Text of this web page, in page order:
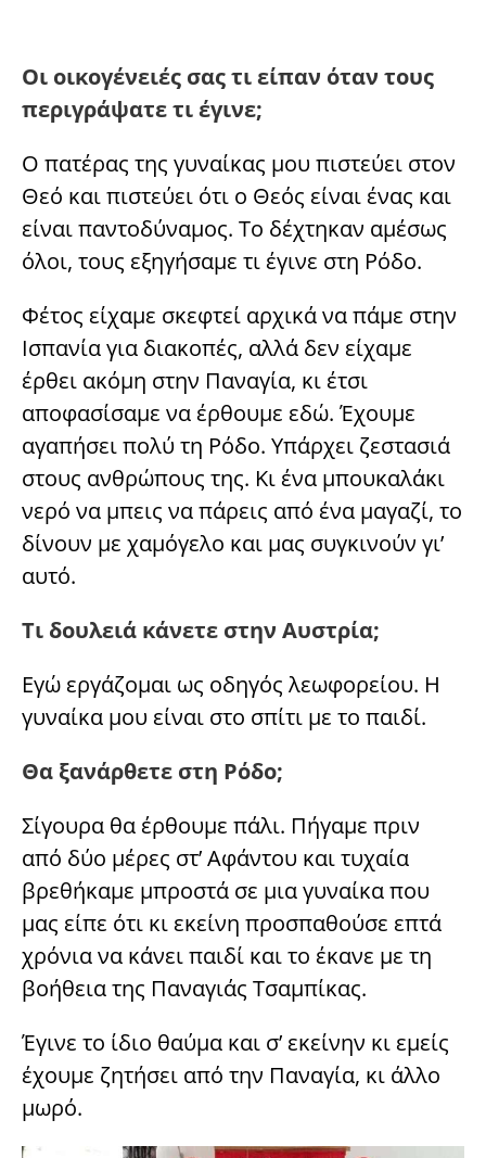
Οι οικογένειές σας τι είπαν όταν τους
περιγράψατε τι έγινε;
Ο πατέρας της γυναίκας μου πιστεύει στον
Θεό και πιστεύει ότι ο Θεός είναι ένας και
είναι παντοδύναμος. Το δέχτηκαν αμέσως
όλοι, τους εξηγήσαμε τι έγινε στη Ρόδο.
Φέτος είχαμε σκεφτεί αρχικά να πάμε στην
Ισπανία για διακοπές, αλλά δεν είχαμε
έρθει ακόμη στην Παναγία, κι έτσι
αποφασίσαμε να έρθουμε εδώ. Έχουμε
αγαπήσει πολύ τη Ρόδο. Υπάρχει ζεστασιά
στους ανθρώπους της. Κι ένα μπουκαλάκι
νερό να μπεις να πάρεις από ένα μαγαζί, το
δίνουν με χαμόγελο και μας συγκινούν γι’
αυτό.
Τι δουλειά κάνετε στην Αυστρία;
Εγώ εργάζομαι ως οδηγός λεωφορείου. Η
γυναίκα μου είναι στο σπίτι με το παιδί.
Θα ξανάρθετε στη Ρόδο;
Σίγουρα θα έρθουμε πάλι. Πήγαμε πριν
από δύο μέρες στ’ Αφάντου και τυχαία
βρεθήκαμε μπροστά σε μια γυναίκα που
μας είπε ότι κι εκείνη προσπαθούσε επτά
χρόνια να κάνει παιδί και το έκανε με τη
βοήθεια της Παναγιάς Τσαμπίκας.
Έγινε το ίδιο θαύμα και σ’ εκείνην κι εμείς
έχουμε ζητήσει από την Παναγία, κι άλλο
μωρό.